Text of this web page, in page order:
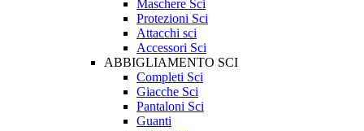
Maschere Sci
Protezioni Sci
Attacchi sci
Accessori Sci
ABBIGLIAMENTO SCI
Completi Sci
Giacche Sci
Pantaloni Sci
Guanti